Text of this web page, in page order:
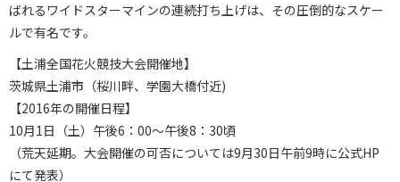
ばれるワイドスターマインの連続打ち上げは、その圧倒的なスケー
ルで有名です。
【土浦全国花火競技大会開催地】
茨城県土浦市（桜川畔、学園大橋付近)
【2016年の開催日程】
10月1日（土）午後6：00～午後8：30頃
（荒天延期。大会開催の可否については9月30日午前9時に公式HP
にて発表）